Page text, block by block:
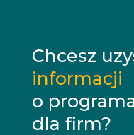
Chcesz
informacji
o
dla firm?